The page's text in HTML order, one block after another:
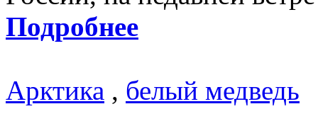
Подробнее
Арктика , белый медведь